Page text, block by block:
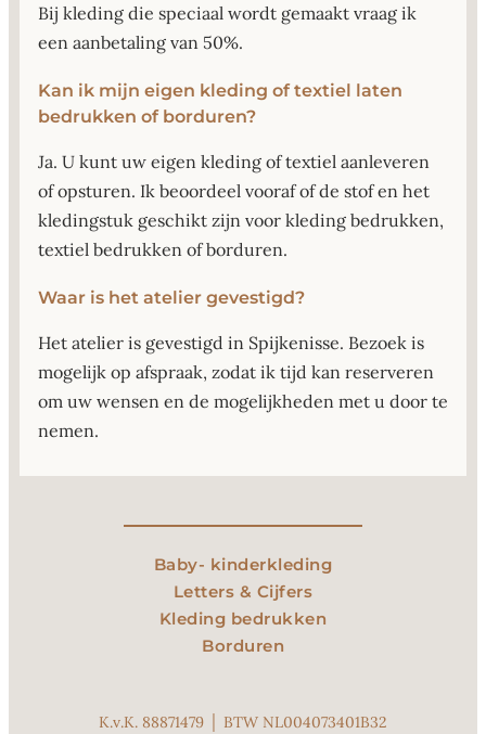
Bij kleding die speciaal wordt gemaakt vraag ik
een aanbetaling van 50%.
Kan ik mijn eigen kleding of textiel laten
bedrukken of borduren?
Ja. U kunt uw eigen kleding of textiel aanleveren
of opsturen. Ik beoordeel vooraf of de stof en het
kledingstuk geschikt zijn voor kleding bedrukken,
textiel bedrukken of borduren.
Waar is het atelier gevestigd?
Het atelier is gevestigd in Spijkenisse. Bezoek is
mogelijk op afspraak, zodat ik tijd kan reserveren
om uw wensen en de mogelijkheden met u door te
nemen.
Baby- kinderkleding
Letters & Cijfers
Kleding bedrukken
Borduren
K.v.K. 88871479 │ BTW NL004073401B32